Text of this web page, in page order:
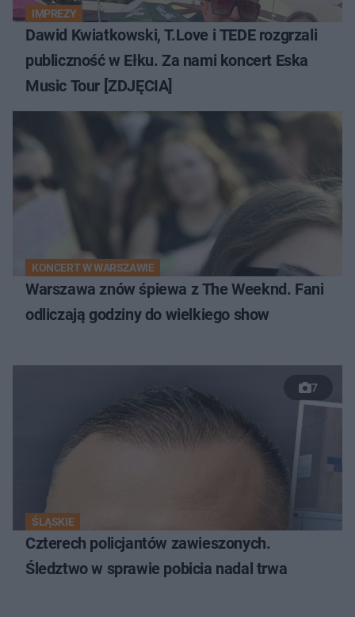
IMPREZY
Dawid Kwiatkowski, T.Love i TEDE rozgrzali
publiczność w Ełku. Za nami koncert Eska
Music Tour [ZDJĘCIA]
KONCERT W WARSZAWIE
Warszawa znów śpiewa z The Weeknd. Fani
odliczają godziny do wielkiego show
7
ŚLĄSKIE
Czterech policjantów zawieszonych.
Śledztwo w sprawie pobicia nadal trwa